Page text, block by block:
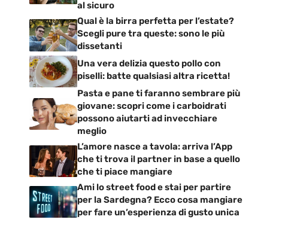
al sicuro
Qual è la birra perfetta per l’estate?
Scegli pure tra queste: sono le più
dissetanti
Una vera delizia questo pollo con
piselli: batte qualsiasi altra ricetta!
Pasta e pane ti faranno sembrare più
giovane: scopri come i carboidrati
possono aiutarti ad invecchiare
meglio
L’amore nasce a tavola: arriva l’App
che ti trova il partner in base a quello
che ti piace mangiare
Ami lo street food e stai per partire
per la Sardegna? Ecco cosa mangiare
per fare un’esperienza di gusto unica